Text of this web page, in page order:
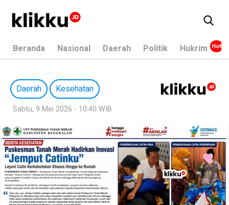
Beranda Nasional Daerah Politik Hukrim
Daerah Kesehatan
Sabtu, 9 Mei 2026 - 10:40 WIB